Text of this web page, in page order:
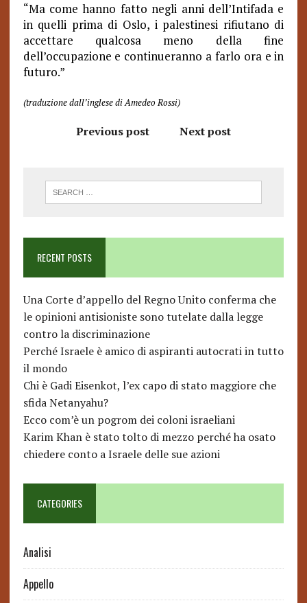
“Ma come hanno fatto negli anni dell’Intifada e
in quelli prima di Oslo, i palestinesi rifiutano di
accettare qualcosa meno della fine
dell’occupazione e continueranno a farlo ora e in
futuro.”
(traduzione dall’inglese di Amedeo Rossi)
Previous post Next post
RECENT POSTS
Una Corte d’appello del Regno Unito conferma che
le opinioni antisioniste sono tutelate dalla legge
contro la discriminazione
Perché Israele è amico di aspiranti autocrati in tutto
il mondo
Chi è Gadi Eisenkot, l’ex capo di stato maggiore che
sfida Netanyahu?
Ecco com’è un pogrom dei coloni israeliani
Karim Khan è stato tolto di mezzo perché ha osato
chiedere conto a Israele delle sue azioni
CATEGORIES
Analisi
Appello